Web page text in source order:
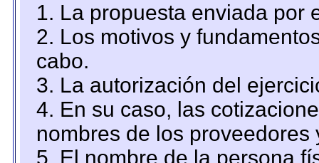
1. La propuesta enviada por
2. Los motivos y
cabo.
3. La autorización del
4. En su caso, las
nombres de los proveedores
5. El nombre de la persona